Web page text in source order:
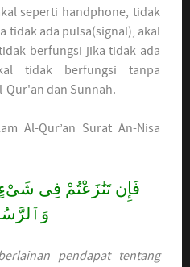
seperti handphone, tidak
tidak ada pulsa(signal), akal
berfungsi jika tidak ada
tidak berfungsi tanpa
Qur'an dan Sunnah.
فَإِن تَنَٰزَعْتُمْ فِى شَىْءٍ
pendapat tentang